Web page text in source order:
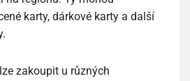
karty, dárkové karty a další
zakoupit u různých